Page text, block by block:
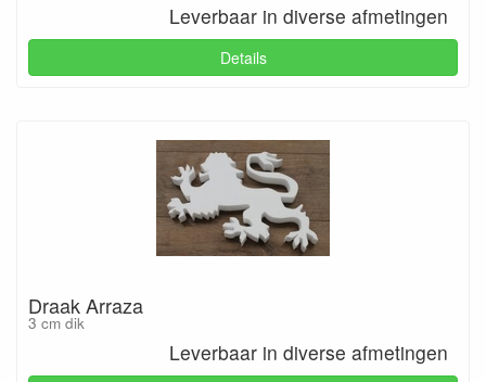
Leverbaar in diverse afmetingen
Details
Draak Arraza
3 cm dik
Leverbaar in diverse afmetingen